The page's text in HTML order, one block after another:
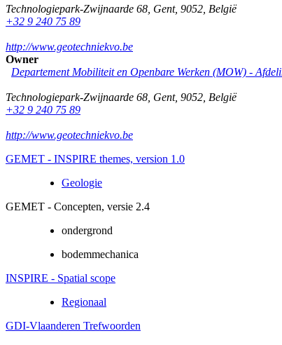
Technologiepark-Zwijnaarde 68 Gent, 9052 België
+32 9 240 75 89
http://www.geotechniekvo.be
Owner
Departement Mobiliteit en Openbare Werken (MOW) -
Technologiepark-Zwijnaarde 68 Gent, 9052 België
+32 9 240 75 89
http://www.geotechniekvo.be
GEMET - INSPIRE themes, version 1.0
Geologie
GEMET - Concepten, versie 2.4
ondergrond
bodemmechanica
INSPIRE - Spatial scope
Regionaal
GDI-Vlaanderen Trefwoorden